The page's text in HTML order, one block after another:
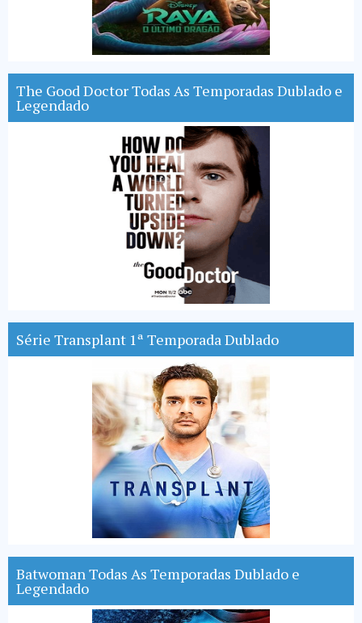
The Good Doctor Todas As Temporadas Dublado e
Legendado
Série Transplant 1ª Temporada Dublado
Batwoman Todas As Temporadas Dublado e
Legendado